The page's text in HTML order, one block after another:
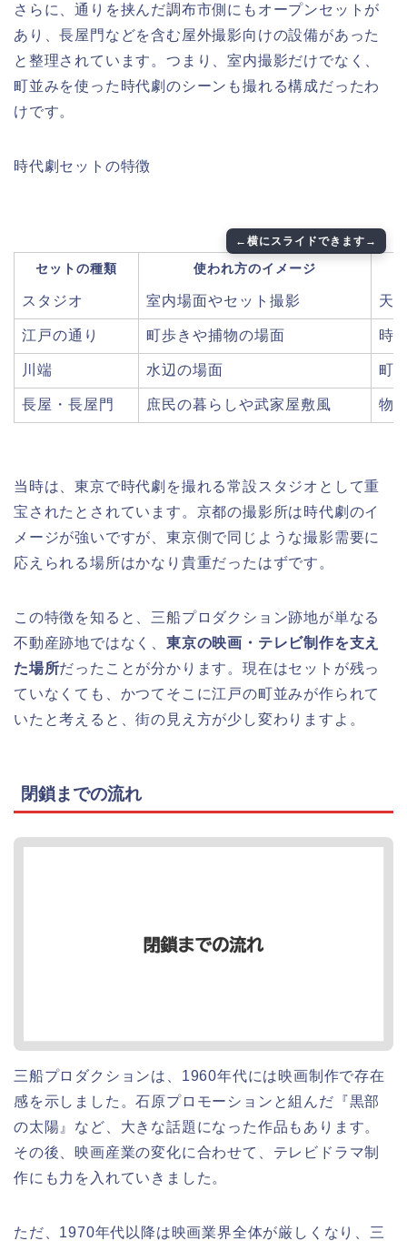
さらに、通りを挟んだ調布市側にもオープンセットが
あり、長屋門などを含む屋外撮影向けの設備があった
と整理されています。つまり、室内撮影だけでなく、
町並みを使った時代劇のシーンも撮れる構成だったわ
けです。
時代劇セットの特徴
セットの種類 使われ方のイメージ
スタジオ 室内場面やセット撮影 天
江戸の通り 町歩きや捕物の場面 時
川端 水辺の場面 町
長屋・長屋門 庶民の暮らしや武家屋敷風 物
当時は、東京で時代劇を撮れる常設スタジオとして重
宝されたとされています。京都の撮影所は時代劇のイ
メージが強いですが、東京側で同じような撮影需要に
応えられる場所はかなり貴重だったはずです。
この特徴を知ると、三船プロダクション跡地が単なる
不動産跡地ではなく、 東京の映画・テレビ制作を支え
た場所だったことが分かります。現在はセットが残っ
ていなくても、かつてそこに江戸の町並みが作られて
いたと考えると、街の見え方が少し変わりますよ。
閉鎖までの流れ
三船プロダクションは、1960年代には映画制作で存在
感を示しました。石原プロモーションと組んだ『黒部
の太陽』など、大きな話題になった作品もあります。
その後、映画産業の変化に合わせて、テレビドラマ制
作にも力を入れていきました。
ただ、1970年代以降は映画業界全体が厳しくなり、三